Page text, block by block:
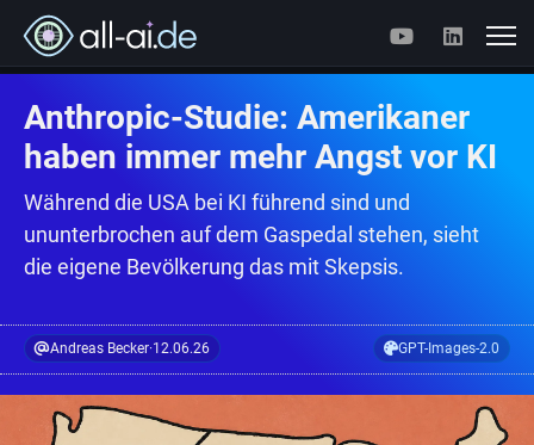
Anthropic-Studie: Amerikaner
haben immer mehr Angst vor KI
Während die USA bei KI führend sind und
ununterbrochen auf dem Gaspedal stehen, sieht
die eigene Bevölkerung das mit Skepsis.
Andreas Becker·12.06.26 GPT-Images-2.0